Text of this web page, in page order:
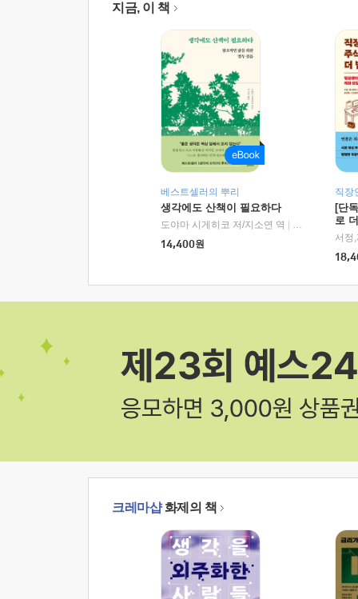
지금, 이 책
베스트셀러의 뿌리
생각에도 산책이 필요하다
도야마 시게히코 저/지소연 역
알에이치코리
14,400원
직장
[단
로
크레마샵화제의 책